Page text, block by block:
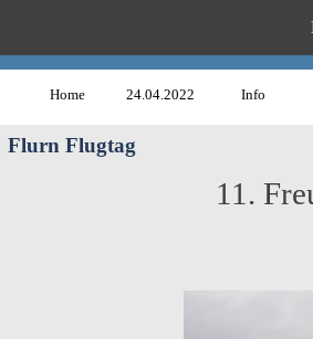
Home 24.04.2022 Info
Flurn Flugtag
11.